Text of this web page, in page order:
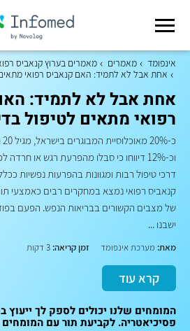
אינפומד מאמרים
מאמרים בערוץ קנאביס
אחת אבל לא לתמיד: האם קנאביס רפואי מתאים
אחת אבל לא לתמיד:
רפואי מתאים לטיפול
וכ-12% דיווחו כי סבלו מהפרעת רגש או
דרכי טיפול רבות ומגוונות בהפרעות נפשיות
קנאביס רפואי נמצא במחקרים רבים כאמצעי
של מצבים הקשורים בבריאות הנפש. הפעם
ישבנו ...
מאת: מערכת אינפומד זמן קריאה:
קרא עוד
המומחים שלנו יכולים לספק לך ייעוץ
פסיכיאטריה. לקביעת תור עם המומחים